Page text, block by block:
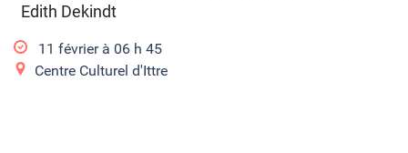
Edith Dekindt
11 février à 06 h 45
Centre Culturel d'Ittre